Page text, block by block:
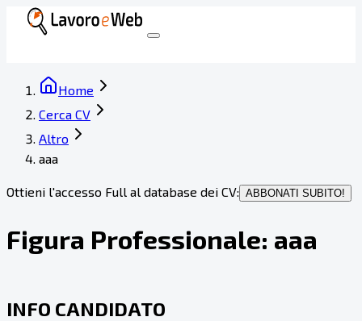
Home
Cerca CV
Altro
aaa
Ottieni l'accesso Full al database dei CV: ABBONATI SUBITO!
Figura Professionale: aaa
INFO CANDIDATO